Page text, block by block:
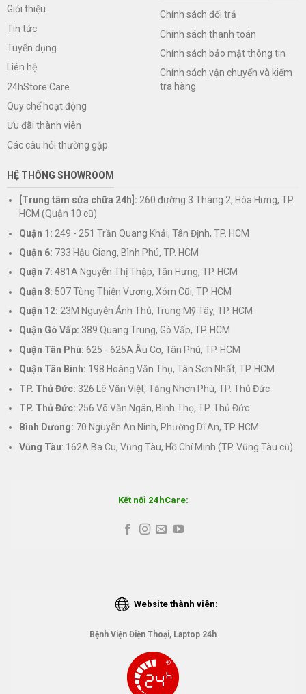
Giới thiệu
Tin tức
Tuyển dụng
Liên hệ
24hStore Care
Quy chế hoạt động
Ưu đãi thành viên
Các câu hỏi thường gặp
Chính sách đổi trả
Chính sách thanh toán
Chính sách bảo mật thông tin
Chính sách vận chuyển và kiểm
tra hàng
HỆ THỐNG SHOWROOM
[Trung tâm sửa chữa 24h]: 260 đường 3 Tháng 2, Hòa Hưng, TP.
HCM (Quận 10 cũ)
Quận 1: 249 - 251 Trần Quang Khải, Tân Định, TP. HCM
Quận 6: 733 Hậu Giang, Bình Phú, TP. HCM
Quận 7: 481A Nguyễn Thị Thập, Tân Hưng, TP. HCM
Quận 8: 507 Tùng Thiện Vương, Xóm Cũi, TP. HCM
Quận 12: 23M Nguyễn Ảnh Thủ, Trung Mỹ Tây, TP. HCM
Quận Gò Vấp: 389 Quang Trung, Gò Vấp, TP. HCM
Quận Tân Phú: 625 - 625A Âu Cơ, Tân Phú, TP. HCM
Quận Tân Bình: 198 Hoàng Văn Thụ, Tân Sơn Nhất, TP. HCM
TP. Thủ Đức: 326 Lê Văn Việt, Tăng Nhơn Phú, TP. Thủ Đức
TP. Thủ Đức: 256 Võ Văn Ngân, Bình Thọ, TP. Thủ Đức
Bình Dương: 70 Nguyễn An Ninh, Phường Dĩ An, TP. HCM
Vũng Tàu: 162A Ba Cu, Vũng Tàu, Hồ Chí Minh (TP. Vũng Tàu cũ)
Kết nối 24hCare:
Website thành viên:
Bệnh Viện Điện Thoại, Laptop 24h